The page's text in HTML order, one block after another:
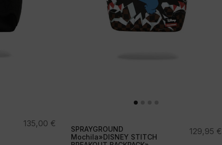
135,00 €
SPRAYGROUND
Mochila»DISNEY STITCH
129,95 €